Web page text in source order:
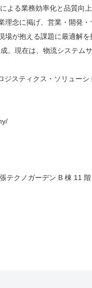
よる業務効率化と品質向
念に掲げ、営業・開発
が抱える課題に最適解を
。現在は、物流システム
ジスティクス・ソリュー
テクノガーデン B 棟 11 階